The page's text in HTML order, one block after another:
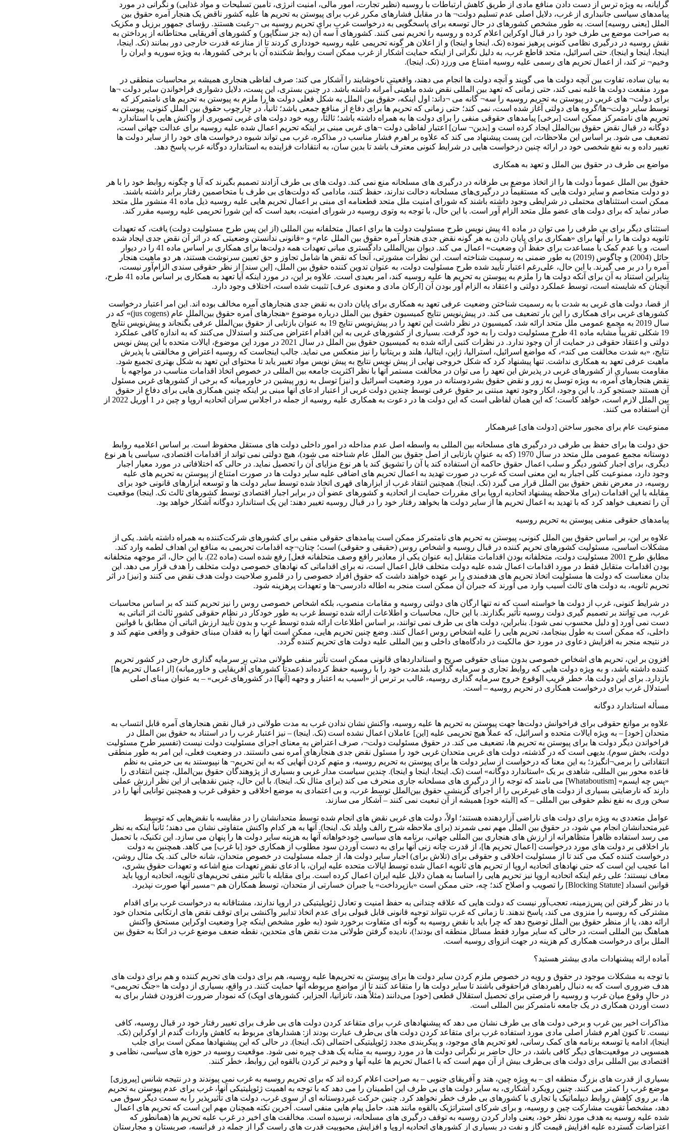
گرایانه، به ویژه ترس از دست دادن منافع مادی از طریق کاهش ارتباطات با روسیه (نظیر تجارت، امور مالی، امنیت انرژی، تأمین تسلیحات و مواد غذایی) و نگرانی در مورد
پیامدهای سیاسی جانبداری از غرب، دلایل اصلی عدم تسلیم دولت¬ ها در مقابل فشارهای مکرر غرب برای پیوستن به تحریم ها علیه کشور ناقض یک هنجار آمره حقوق بین
الملل [یعنی روسیه] است. به طور مشخص کشورهای در حال توسعه برای پاسخگویی به درخواست غرب برای تحریم روسیه بی ¬رغبت هستند. رؤسای جمهور برزیل و مکزیک
به صراحت موضع بی طرف خود را در قبال اوکراین اعلام کرده و روسیه را تحریم نمی کنند. کشورهای آ سه آن (به جز سنگاپور) و کشورهای آفریقایی محتاطانه از پرداختن به
نقش روسیه در درگیری نظامی کنونی پرهیز نموده (نک. اینجا و اینجا) و از اعلان هر گونه تحریمی علیه روسیه خودداری کردند تا از منازعه قدرت خارجی دور بمانند (نک. اینجا،
اینجا، اینجا و اینجا). حتی اسرائیل، متحد قاطع غرب، به دلیل نگرانی از اینکه حمایت آشکار از غرب ممکن است روابط شکننده آن با برخی کشورها، به‌ ویژه سوریه و ایران را
وخیم¬ تر کند، از اعمال تحریم‌ های رسمی علیه روسیه امتناع می ورزد (نک. اینجا).
به بیان ساده، تفاوت بین آنچه دولت ها می گویند و آنچه دولت ها انجام می دهند، واقعیتی ناخوشایند را آشکار می کند: صرف لفاظی هنجاری همیشه بر محاسبات منطقی در
مورد منفعت دولت ها غلبه نمی کند، حتی زمانی که تعهد بین المللی نقض شده ماهیتی آمرانه داشته باشد. در چنین بستری، این پست، دلایل دشواری فراخواندن سایر دولت ¬ها
برای دولت¬ های غربی در پیوستن به تحریم روسیه را سه¬ گانه می ¬داند: اول اینکه، حقوق بین الملل به شکل فعلی دولت ها را ملزم به پیوستن به تحریم های نامتمرکز که
توسط سایر دولت¬ها/گروه های دولتی آغاز شده است، نمی کند؛ حتی زمانی که تحریم ها برای دفاع از منافع جمعی باشد؛ ثانیاً، در چارچوب حقوق بین ‌الملل کنونی، پیوستن به
تحریم‌ های نامتمرکز ممکن است [برخی] پیامدهای حقوقی منفی را برای دولت ها به همراه داشته باشد؛ ثالثاً، رویه خود دولت ‌های غربی تصویری از واکنش ‌هایی با استاندارد
دوگانه در قبال نقض حقوق بین‌الملل ایجاد کرده است و [بدین¬ سان] اعتبار لفاظی دولت ¬های غربی مبنی بر اینکه تحریم اعمال شده علیه روسیه برای عدالت جهانی است،
تضعیف می‌ شود. بر اساس این ملاحظات، این پست پیشنهاد می‌ کند که علاوه بر اهرم فشار مناسب در مذاکره، غرب می ‌تواند شیوه درخواست‌ های خود را از سایر دولت ها
تغییر داده و به نفع شخصی خود در ارائه چنین درخواست‌ هایی در شرایط کنونی معترف باشد تا بدین سان، به انتقادات فزاینده به استاندارد دوگانه غرب پاسخ دهد.
مواضع بی طرف در حقوق بین الملل و تعهد به همکاری
حقوق بین الملل عموماً دولت ها را از اتخاذ موضع بی طرفانه در درگیری های مسلحانه منع نمی کند. دولت‌ های بی ‌طرف آزادند تصمیم بگیرند که آیا و چگونه روابط خود را با هر
دو دولت متخاصم و سایر دولت هایی که مستقیماً در درگیری‌های مسلحانه دخالت ندارند، حفظ کنند، مادامی که دولت‌های بی‌ طرف با متخاصمین رفتار برابر داشته باشند.
ممکن است استثناهای محتملی در شرایطی وجود داشته باشند که شورای امنیت ملل متحد قطعنامه ای مبنی بر اعمال تحریم هایی علیه روسیه ذیل ماده 41 منشور ملل متحد
صادر نماید که برای دولت های عضو ملل متحد الزام آور است. با این حال، با توجه به وتوی روسیه در شورای امنیت، بعید است که این شورا تحریمی علیه روسیه مقرر کند.
استثنای دیگر برای بی طرفی را می توان در ماده 41 پیش نویس طرح مسئولیت دولت ها برای اعمال متخلفانه بین المللی (از این پس طرح مسئولیت دولت) یافت، که تعهدات
ثانویه دولت ها را بر آنها برای «همکاری برای پایان دادن به هر گونه نقض جدی هنجار آمره حقوق بین الملل عام» و «قانونی ندانستن وضعیتی که در اثر آن نقض جدی ایجاد شده
است، و یا عدم کمک یا مساعدت برای حفظ آن وضعیت» اعمال می کند. دیوان بین‌المللی دادگستری مبانی تعهدات همه دولت‌ها برای همکاری بر اساس ماده 41 را در دیوار
حائل (2004) و چاگوس (2019) به طور ضمنی به رسمیت شناخته است. این نظرات مشورتی، آنجا که نقض‌ ها شامل تجاوز و حق تعیین سرنوشت هستند، هر دو ماهیت هنجار
آمره را در بر می گیرند. با این حال، علی‌رغم اعتبار تأیید شده طرح مسئولیت دولت، به عنوان تدوین ‌کننده حقوق بین ‌الملل، [این سند] از نظر حقوقی سندی الزام‌آور نیست،
بنابراین استناد به آن برای آنکه دولت ‌ها را ملزم به پیوستن به تحریم ‌ها علیه روسیه کند، امر بعیدی است. علاوه بر این، در مورد اینکه آیا تعهد به همکاری بر اساس ماده 41 طرح،
آنچنان که شایسته است، توسط عملکرد دولتی و اعتقاد به الزام آور بودن آن [ارکان مادی و معنوی عرف] تثبیت شده است، اختلاف وجود دارد.
از قضا، دولت های غربی به شدت با به رسمیت شناختن وضعیت عرفی تعهد به همکاری برای پایان دادن به نقض جدی هنجارهای آمره مخالف بوده اند. این امر اعتبار درخواست
کشورهای غربی برای همکاری را این بار تضعیف می کند. در پیش‌نویس نتایج کمیسیون حقوق بین الملل درباره موضوع «هنجارهای آمره حقوق بین‌الملل عام (jus cogens)» که در
سال 2019 به مجمع عمومی ملل متحد ارائه شد، کمیسیون در نظر داشت این تعهد را در پیش‌نویس نتایج 19 به عنوان بازتابی از حقوق بین‌الملل عرفی بگنجاند و پیش‌نویس نتایج
19 شکلی تقریباً مشابه ماده 41 طرح مسئولیت دولت را به خود گرفت. بسیاری از کشورهای غربی به این اقدام اعتراض می‌کنند و استدلال می‌کنند که به اندازه کافی عملکرد
دولتی و اعتقاد حقوقی در حمایت از آن وجود ندارد. در نظرات کتبی ارائه شده به کمیسیون حقوق بین الملل در سال 2021 در مورد این موضوع، ایالات متحده با این پیش نویس
نتایج، «به شدت مخالفت می کند»، که مواضع اسرائیل، استرالیا، ژاپن، ایتالیا، هلند و بریتانیا را نیز منعکس می نماید. جالب اینجاست که روسیه اعتراض و مخالفتی با پذیرش
ماهیت عرفی تعهد به همکاری نداشت. تنها پیشنهاد کرد که شکل خروجی نهایی از پیش نویس نتایج به پیش نویس مواد تغییر یابد تا محتوای این تعهد به شکل بهتری تجمیع شود.
مقاومت بسیاری از کشورهای غربی در پذیرش این تعهد را می توان در مخالفت مستمر آنها با نظر اکثریت جامعه بین المللی در خصوص اتخاذ اقدامات مناسب در مواجهه با
نقض هنجارهای آمره، به ویژه توسل به زور و نقض حقوق بشردوستانه در مورد وضعیت اسرائیل و [نیز] توسل به زور پیشین در خاورمیانه که برخی از کشورهای غربی مسئول
آن هستند جستجو کرد. با این وجود، انکار وجود تعهد مبتنی بر حقوق عرفی توسط چندین دولت غربی از اعتبار ادعای آنها مبنی بر اینکه چنین همکاری هایی برای دفاع از حقوق
بین الملل لازم است، خواهد کاست؛ که این همان لفاظی است که این دولت ها در دعوت به همکاری علیه روسیه از جمله در اجلاس سران اتحادیه اروپا و چین در 1 آوریل 2022 از
آن استفاده می کنند.
ممنوعیت عام برای مجبور ساختن [دولت های] غیرهمکار
حق دولت ها برای حفظ بی طرفی در درگیری های مسلحانه بین المللی به واسطه اصل عدم مداخله در امور داخلی دولت های مستقل محفوظ است. بر اساس اعلامیه روابط
دوستانه مجمع عمومی ملل متحد در سال 1970 (که به عنوان بازتابی از اصل حقوق بین الملل عام شناخته می شود)، هیچ دولتی نمی تواند از اقدامات اقتصادی، سیاسی یا هر نوع
دیگری، برای اجبار کشور دیگر و سلب اعمال حقوق حاکمه آن استفاده کند یا آن را تشویق کند یا هر نوع مزایای آن را تحصیل نماید. در حالی که اختلافاتی در مورد معیار اجبار
وجود دارد، ممنوعیت کلی اجبار به این معنی است که غرب در صورت تهدید به اعمال تحریم ‌های اضافی علیه سایر دولت ها در صورت امتناع از پیوستن به تحریم ‌های علیه
روسیه، در معرض نقض حقوق بین ‌الملل قرار می گیرد (نک. اینجا). همچنین انتقاد غرب از ابزارهای قهری اتخاذ شده توسط سایر دولت ها و توسعه ابزارهای قانونی خود برای
مقابله با این اقدامات (برای ملاحظه پیشنهاد اتحادیه اروپا برای مقررات حمایت از اتحادیه و کشورهای عضو آن در برابر اجبار اقتصادی توسط کشورهای ثالث نک. اینجا) موقعیت
آن را تضعیف خواهد کرد که با تهدید به اعمال تحریم ها از سایر دولت ها بخواهد رفتار خود را در قبال روسیه تغییر دهند: این یک استاندارد دوگانه آشکار خواهد بود.
پیامدهای حقوقی منفی پیوستن به تحریم روسیه
علاوه بر این، بر اساس حقوق بین ‌الملل کنونی، پیوستن به تحریم ‌های نامتمرکز ممکن است پیامدهای حقوقی منفی برای کشورهای شرکت‌کننده به همراه داشته باشد. یکی از
مشکلات اساسی، مسئولیت کشورهای تحریم کننده در قبال روسیه و اشخاص روس (حقیقی و حقوقی) است؛ چنان¬چه اقدامات تحریمی به منافع این اهداف لطمه وارد کند.
مطابق طرح 2001 مسئولیت دولت، متخلفانه بودن اقدامات متقابل [به عنوان یکی از معاذیر رافع وصف متخلفانه فعل] رفع شده است (ماده 22). با این حال، اثر موجهه متخلفانه
بودن اقدامات متقابل فقط در مورد اقدامات اعمال شده علیه دولت متخلف قابل اعمال است، نه برای اقداماتی که نهادهای خصوصی دولت متخلف را هدف قرار می دهد. این
بدان معناست که دولت ها مسئولیت اتخاذ تحریم های هدفمندی را بر عهده خواهند داشت که حقوق افراد خصوصی را در قلمرو صلاحیت دولت هدف نقض می کنند و [نیز] در اثر
تحریم ثانویه، به دولت های ثالث آسیب وارد می آورند که جبران آن ممکن است منجر به اطاله دادرسی¬ها و تعهدات پرهزینه شود.
در شرایط کنونی، غرب از دولت ‌ها خواسته است که نه تنها ارگان ‌های دولتی روسیه و مقامات منصوب، بلکه اشخاص خصوصی روس را نیز تحریم کنند که بر اساس محاسبات
غرب، می ‌توانند بر تصمیم ‌گیری دولت روسیه تأثیر بگذارند. با این حال، محاسبات و اطلاعات ارائه شده توسط غرب به طور خودکار در نظام حقوقی کشور ثالث اثر اثباتی به
دست نمی آورد [و دلیل محسوب نمی شود]. بنابراین، دولت های بی ‌طرف نمی ‌توانند، بر اساس اطلاعات ارائه شده توسط غرب و بدون تأیید ارزش اثباتی آن مطابق با قوانین
داخلی، که ممکن است به طول بینجامد، تحریم ‌هایی را علیه اشخاص روس اعمال کنند. وضع چنین تحریم‌ هایی، ممکن است آنها را به فقدان مبنای حقوقی و واقعی متهم کند و
در نتیجه منجر به افزایش دعاوی در مورد حق مالکیت در دادگاه‌های داخلی و بین ‌المللی علیه دولت های تحریم‌ کننده گردد.
افزون بر این، تحریم ‌های اشخاص خصوصی بدون مبنای حقوقی صریح و استانداردهای قانونی ممکن است تأثیر منفی طولانی ‌مدتی بر سرمایه‌ گذاری خارجی در کشور تحریم
‌کننده داشته باشد، و به‌ ویژه دولت هایی که روابط تجاری و سرمایه‌ گذاری بلندمدت خود را با روسیه حفظ کرده‌اند (عمدتاً کشورهای آفریقایی و خاورمیانه) [از اعمال تحریم ها]
بازدارد. برای این دولت ها، خطر قریب ‌الوقوع خروج سرمایه ‌گذاری روسیه، غالب بر ترس از «آسیب به اعتبار و وجهه [آنها] در کشورهای غربی» – به عنوان مبنای اصلی
استدلال غرب برای درخواست همکاری در تحریم روسیه – است.
مسأله استاندارد دوگانه
علاوه بر موانع حقوقی برای فراخوانش دولت‌ها جهت پیوستن به تحریم ‌ها علیه روسیه، واکنش نشان ندادن غرب به مدت طولانی‌ در قبال نقض هنجارهای آمره قابل انتساب به
متحدان [خود] – به ‌ویژه ایالات متحده و اسرائیل، که عملاً هیچ تحریمی علیه [این] عاملان اعمال نشده است (نک. اینجا) – نیز اعتبار غرب را در استناد به حقوق بین الملل در
فراخواندن دیگر دولت ها برای پیوستن به تحریم ها، تضعیف می کند. در حقوق مسئولیت دولت¬، صرف اعتراض به معنای اجرای مسئولیت دولت نیست (تفسیر طرح مسئولیت
دولت، بخش سوم). بدیهی است که در گذشته، دولت های غربی متحدان غربی خود را مسئول نقض جدی هنجارهای آمره نمی دانستند. در وضعیت فعلی، این امر به طور منطقی
انتقاداتی را برمی¬انگیزد؛ به این معنا که درخواست از سایر دولت ها برای پیوستن به تحریم روسیه، و متهم کردن آنهایی که به این تحریم¬ ها نپیوستند به بی حرمتی به نظم
قاعده محور بین المللی، شاهدی بر یک «استاندارد دوگانه» است (نک. اینجا، اینجا و اینجا). چندین سیاست مدار غربی و بسیاری از پژوهندگان حقوق بین‌الملل، چنین انتقادی را
«پس چه ایسم» [Whataboutism] می ‌نامند که توجه را از درگیری ‌های مسلحانه جاری منحرف می ‌کند (برای مثال نک. اینجا). با این حال، چنین نقدهایی از این نظر ارزش عملی
دارند که نارضایتی بسیاری از دولت های غیرغربی را از اجرای گزینشی حقوق بین‌الملل توسط غرب، و بی ‌اعتمادی به موضع اخلاقی و حقوقی غرب و همچنین توانایی آنها را در
سخن وری به نفع نظم حقوقی بین المللی – که [البته خود] همیشه از آن تبعیت نمی کنند – آشکار می سازند.
عوامل متعددی به ویژه برای دولت های ناراضی آزاردهنده هستند؛ اولاً، دولت ‌های غربی نقض ‌های انجام ‌شده توسط متحدانشان را در مقایسه با نقض‌هایی که توسط
غیرمتحدانشان انجام می ‌شود، در حقوق بین ‌الملل مهم نمی شمرند (برای ملاحظه شرح رالف وایلد نک. اینجا). آنها به هر کدام واکنش متفاوتی نشان می دهند؛ ثانیاً اینکه به نظر
می ‌رسد استفاده ظاهراً متظاهرانه از ارزش ‌های هنجاری بین ‌المللی جهانی، برنامه ‌های سیاسی خودخواهانه آنها به هزینه‌ سایر دولت‌ ها را پنهان می سازد. این تکنیک، با تحمیل
بار اخلاقی بر دولت های مورد درخواست [اعمال تحریم ها]، از قدرت چانه زنی آنها برای به دست آوردن سود مطلوب از همکاری خود [با غرب] می کاهد. همچنین به دولت
درخواست ‌کننده کمک می ‌کند تا از مسئولیت اخلاقی و حقوقی برای (تلاش برای) اجبار سایر دولت ‌ها، از جمله مسئولیت‌ در خصوص متحدان، شانه خالی کند. یک مثال روشن،
اما عجیب این است که حتی نهادهای اتحادیه اروپا از تحریم های ثانویه اعمال شده توسط ایالات متحده علیه ایران، با ادعای نقض تعهدات منع اشاعه و تعهدات حقوق بشری،
معاف نیستند؛ علی رغم اینکه اتحادیه اروپا نیز تحریم هایی را اساساً به همان دلایل علیه ایران اعمال کرده است. برای مقابله با تأثیر منفی تحریم‌های ثانویه، اتحادیه اروپا باید
قوانین انسداد [Blocking Statute] را تصویب و اصلاح کند؛ چه، حتی ممکن است «بازپرداخت» یا جبران خسارتی از متحدان، توسط همکاران هم ¬مسیر آنها صورت نپذیرد.
با در نظر گرفتن این پس‌زمینه، تعجب‌آور نیست که دولت هایی که علاقه چندانی به حفظ امنیت و تعادل ژئوپلیتیکی در اروپا ندارند، مشتاقانه به درخواست غرب برای اقدام
مشترکی که روسیه را منزوی می ‌کند، پاسخ ندهند. تا زمانی که غرب نتواند توجیه قانونی قابل قبولی برای عدم اتخاذ تدابیر واکنشی برای توقف نقض ‌های ارتکابی متحدان خود
ارائه دهد، یا از منظر حقوق بین ‌الملل توضیح دهد که چرا باید با نقض روسیه به گونه ‌ای متفاوت برخورد شود (به طور مشخص اینکه چرا وضعیت اوکراین مستحق واکنش
هماهنگ بین ‌المللی است، در حالی که سایر موارد فقط مسائل منطقه ای بودند!)، نادیده گرفتن طولانی مدت نقض های متحدین، نقطه ضعف موضع غرب در اتکا به حقوق بین
الملل برای درخواست همکاری کم هزینه در جهت انزوای روسیه است.
آماده ارائه پیشنهادات مادی بیشتر هستید؟
با توجه به مشکلات موجود در حقوق و رویه در خصوص ملزم کردن سایر دولت ها برای پیوستن به تحریم‌ها علیه روسیه، هم برای دولت های تحریم ‌کننده و هم برای دولت های
هدف ضروری است که به دنبال راهبردهای فراحقوقی باشند تا سایر دولت ها را متقاعد کنند تا از مواضع مربوطه آنها حمایت کنند. در واقع، بسیاری از دولت ها «جنگ تحریمی»
در حال وقوع میان غرب و روسیه را فرصتی برای تحصیل استقلال قطعی [خود] می‌دانند (مثلاً هند، تانزانیا، الجزایر، کشورهای اوپک) که نمودار ضرورت افزودن فشار برای به
دست آوردن همکاری در یک جامعه نامتمرکز بین المللی است.
مذاکرات اخیر بین غرب و برخی دولت های بی طرف نشان می دهد که پیشنهادهای غرب برای متقاعد کردن دولت های بی طرف برای تغییر رفتار خود در قبال روسیه، کافی
نیست. تا کنون اهرم فشار اصلی مادی مورد استفاده غرب برای متقاعد کردن دولت های بی‌طرف عبارت بودند از: هشدارهای مربوط به کاهش واردات گندم از اوکراین (نک.
اینجا)، ادامه یا توسعه برنامه‌ های کمک‌ رسانی، لغو تحریم ‌های موجود، و پیکربندی مجدد ژئوپلیتیکی احتمالی (نک. اینجا). در حالی که این پیشنهادها ممکن است برای جلب
همسویی در موقعیت‌های دیگر کافی باشد، در حال حاضر بر نگرانی دولت ‌ها در مورد روسیه به مثابه یک هدف چیره نمی شود. موقعیت روسیه در حوزه‌ های سیاسی، نظامی و
اقتصادی بین ‌المللی برای دولت های بی‌طرف بیش از آن مهم است که با اعمال تحریم ها علیه آنها و وخیم تر کردن بالقوه این روابط، خطر کنند.
بسیاری از قدرت ‌های بزرگ منطقه ‌ای – به ‌ویژه چین، هند و آفریقای جنوبی – به صراحت اعلام کرده ‌اند که برای تحریم روسیه به غرب نمی ‌پیوندند و در نتیجه شانس [پیروزی]
موضع غرب را کمتر می ‌کنند. چنین رویکرد آشکاری، به سایر دولت های بی ‌طرف این اطمینان را می ‌دهد که با توجه به اهمیت ژئوپلیتیکی آنها، غرب برای عدم پیوستن به تحریم
‌ها، بر روی کاهش روابط دیپلماتیک یا تجاری با کشورهای بی ‌طرف خطر نخواهد کرد. چنین حرکت غیردوستانه ای از سوی غرب، دولت های تأثیرپذیر را به سمت دیگر سوق می
دهد، مشخصاً تقویت مشارکت چین و روسیه، و برای شرکای استراتژیک بالقوه مانند هند، حامل پیام هایی منفی است. آخرین نکته همچنان مهم این است که تحریم ‌های اعمال
شده علیه روسیه به هدف مورد نظر خود، یعنی وادار کردن روسیه به توقف درگیری ‌های مسلحانه، نرسیده است. مخالفت ‌های اخیر در غرب علیه تحریم ‌ها (همانطور که
اعتراضات گسترده علیه افزایش قیمت گاز و نفت در بسیاری از کشورهای اتحادیه اروپا و افزایش محبوبیت قدرت ‌های راست‌ گرا از جمله در فرانسه، صربستان و مجارستان